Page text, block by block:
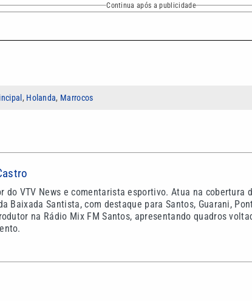
Continua após a publicidade
, Holanda, Marrocos
do VTV News e comentarista esportivo. Atua na
Baixada Santista, com destaque para Santos, Guarani,
na Rádio Mix FM Santos, apresentando quadros